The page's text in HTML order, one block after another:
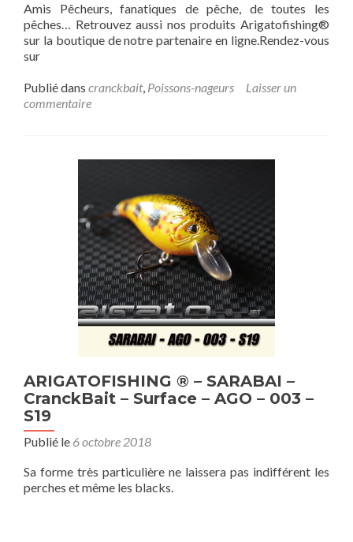
Amis Pêcheurs, fanatiques de pêche, de toutes les
pêches… Retrouvez aussi nos produits Arigatofishing®
sur la boutique de notre partenaire en ligne.Rendez-vous
sur
Publié dans cranckbait, Poissons-nageurs
Laisser un
commentaire
ARIGATOFISHING ® – SARABAI –
CranckBait – Surface – AGO – 003 –
S19
Publié le 6 octobre 2018
Sa forme très particulière ne laissera pas indifférent les
perches et même les blacks.